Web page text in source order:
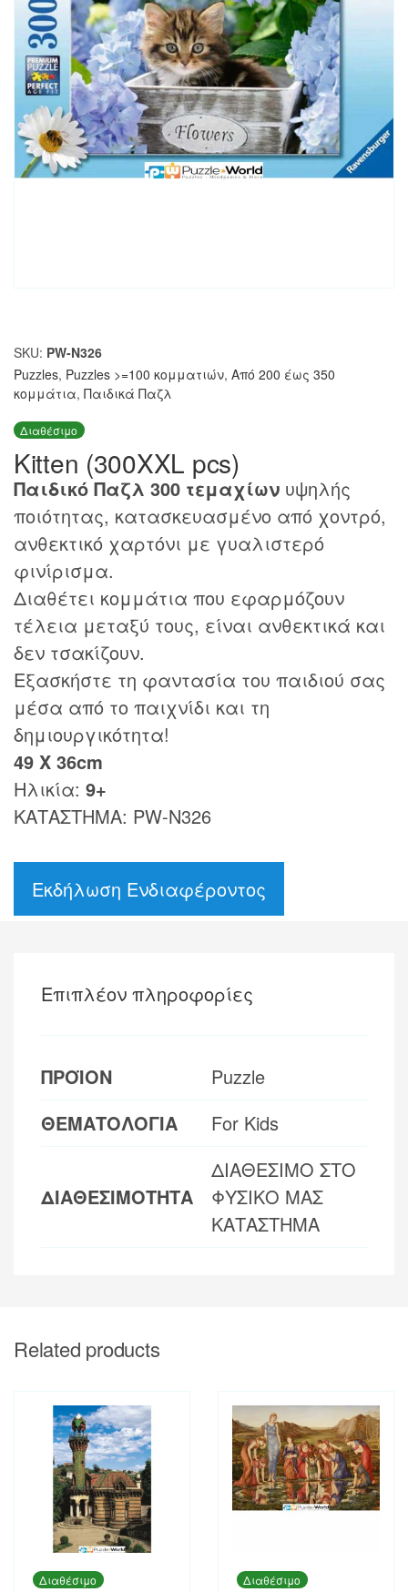
SKU: PW-N326
Puzzles, Puzzles >=100 κομματιών, Από 200 έως 350
κομμάτια, Παιδικά Παζλ
Διαθέσιμο
Kitten (300XXL pcs)
Παιδικό Παζλ 300 τεμαχίων υψηλής
ποιότητας, κατασκευασμένο από χοντρό,
ανθεκτικό χαρτόνι με γυαλιστερό
φινίρισμα.
Διαθέτει κομμάτια που εφαρμόζουν
τέλεια μεταξύ τους, είναι ανθεκτικά και
δεν τσακίζουν.
Εξασκήστε τη φαντασία του παιδιού σας
μέσα από το παιχνίδι και τη
δημιουργικότητα!
49 Χ 36cm
Ηλικία: 9+
ΚΑΤΑΣΤΗΜΑ: PW-N326
Εκδήλωση Ενδιαφέροντος
Επιπλέον πληροφορίες
ΠΡΟΪΟΝ
Puzzle
ΘΕΜΑΤΟΛΟΓΙΑ
For Kids
ΔΙΑΘΕΣΙΜΟΤΗΤΑ
ΔΙΑΘΕΣΙΜΟ ΣΤΟ
ΦΥΣΙΚΟ ΜΑΣ
ΚΑΤΑΣΤΗΜΑ
Related products
Διαθέσιμο Διαθέσιμο